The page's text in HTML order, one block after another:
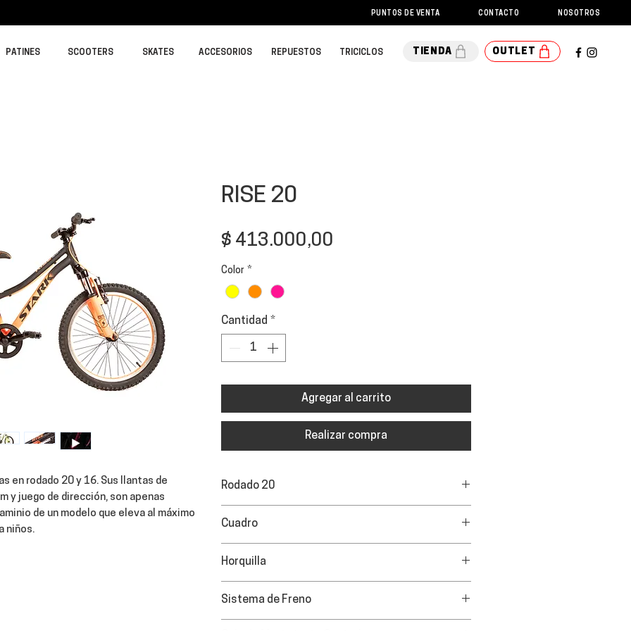
PUNTOS DE VENTA CONTACTO NOSOTROS
DESCARGAS
OUTLET
TIENDA
PATINES SCOOTERS SKATES ACCESORIOS REPUESTOS TRICICLOS
en rodado 20 y 16. Sus llantas de
y juego de dirección, son apenas
de un modelo que eleva al máximo
niños.
RISE 20
$ 413.000,00
Color *
Cantidad *
Agregar al carrito
Realizar compra
Rodado 20
Cuadro
Horquilla
Sistema de Freno